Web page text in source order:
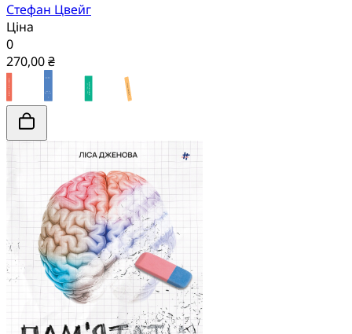
Стефан Цвейг
Ціна
0
270,00 ₴